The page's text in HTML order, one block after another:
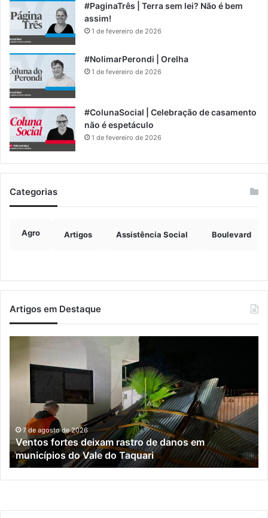
#PaginaTrês | Terra sem lei? Não é bem
assim!
1 de fevereiro de 2026
#NolimarPerondi | Orelha
1 de fevereiro de 2026
#ColunaSocial | Celebração de casamento
não é espetáculo
1 de fevereiro de 2026
Categorias
Agro Artigos Assistência Social Boulevard
Artigos em Destaque
deixam
rastro
danos
municípios
do
Vale
do
Taquari
7 de agosto de 2026
Ventos fortes deixam rastro de danos em
municípios do Vale do Taquari
e
de